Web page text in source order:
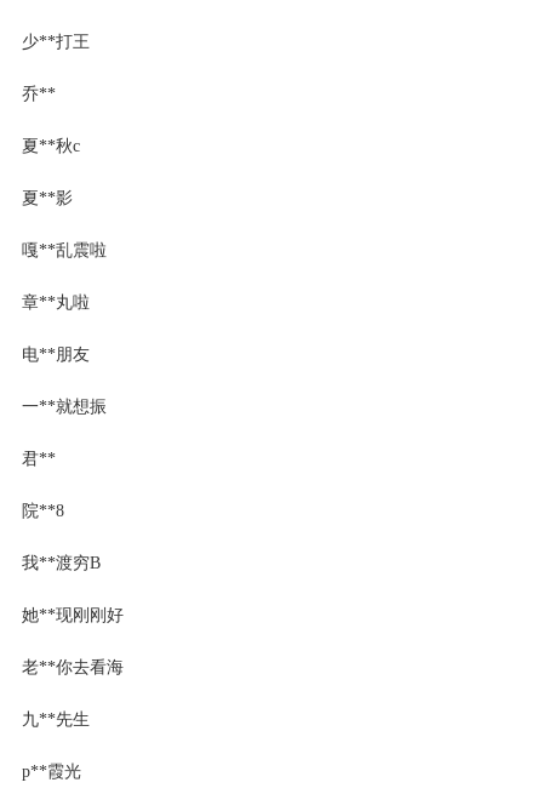
少**打王
乔**
夏**秋c
夏**影
嘎**乱震啦
章**丸啦
电**朋友
一**就想振
君**
院**8
我**渡穷В
她**现刚刚好
老**你去看海
九**先生
p**霞光